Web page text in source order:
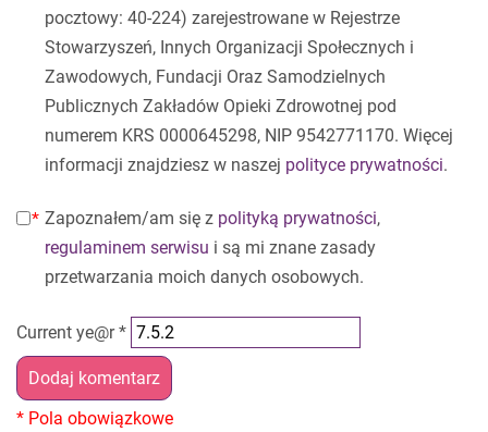
pocztowy: 40-224) zarejestrowane w Rejestrze
Stowarzyszeń, Innych Organizacji Społecznych i
Zawodowych, Fundacji Oraz Samodzielnych
Publicznych Zakładów Opieki Zdrowotnej pod
numerem KRS 0000645298, NIP 9542771170. Więcej
informacji znajdziesz w naszej polityce prywatności.
Zapoznałem/am się z polityką prywatności,
regulaminem serwisu i są mi znane zasady
przetwarzania moich danych osobowych.
Current ye@r*